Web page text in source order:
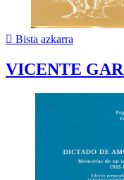
 Bista azkarra
VICENTE